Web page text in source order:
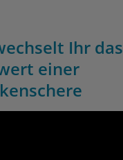
Ihr das
einer